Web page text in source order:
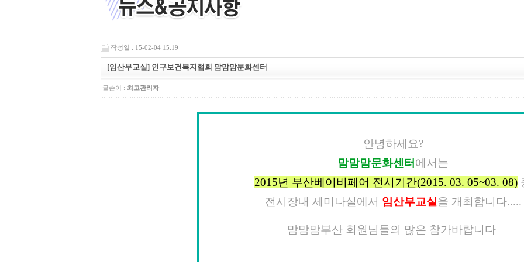
작성일 : 15-02-04 15:19
[임산부교실] 인구보건복지협회 맘맘맘문화센터
글쓴이 : 최고관리자
안녕하세요?
맘맘맘문화센터 에서는
2015년 부산베이비페어 전시기간(2015. 03. 05~03. 08)
전시장내 세미나실에서 임산부교실 을 개최합니다.....
맘맘맘부산 회원님들의 많은 참가바랍니다